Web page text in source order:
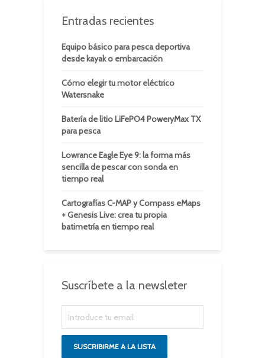
Entradas recientes
Equipo básico para pesca deportiva
desde kayak o embarcación
Cómo elegir tu motor eléctrico
Watersnake
Batería de litio LiFePO4 PoweryMax TX
para pesca
Lowrance Eagle Eye 9: la forma más
sencilla de pescar con sonda en
tiempo real
Cartografías C-MAP y Compass eMaps
+ Genesis Live: crea tu propia
batimetría en tiempo real
Suscríbete a la newsleter